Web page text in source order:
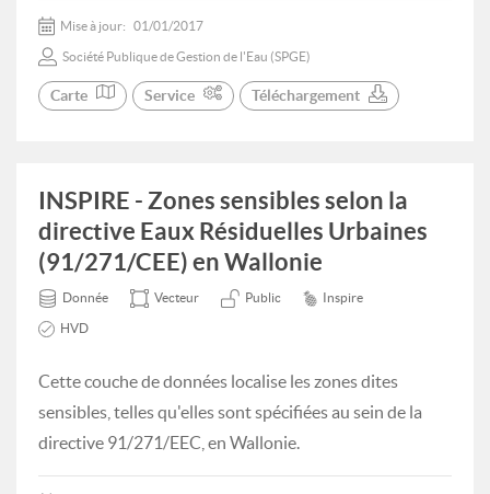
Mise à jour: 01/01/2017
Société Publique de Gestion de l'Eau (SPGE)
Carte Service Téléchargement
INSPIRE - Zones sensibles selon la
directive Eaux Résiduelles Urbaines
(91/271/CEE) en Wallonie
Donnée Vecteur Public Inspire
HVD
Cette couche de données localise les zones dites
sensibles, telles qu'elles sont spécifiées au sein de la
directive 91/271/EEC, en Wallonie.